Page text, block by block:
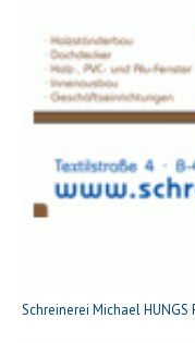
Schreinerei Michael HUNGS